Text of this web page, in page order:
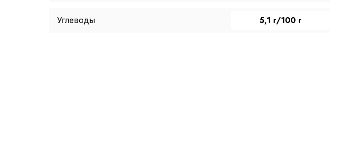
Углеводы 5,1 г/100 г